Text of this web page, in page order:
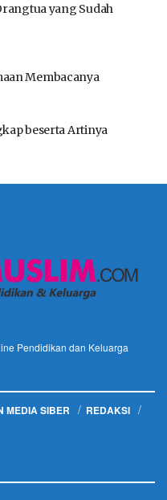
yang Sudah
Membacanya
beserta Artinya
Pendidikan dan Keluarga
MEDIA SIBER
REDAKSI